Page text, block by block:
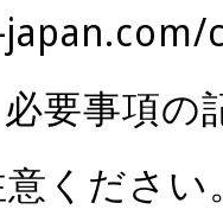
要事項の
ください